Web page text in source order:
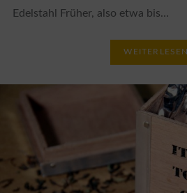
Edelstahl Früher, also etwa bis…
WEITERLESEN